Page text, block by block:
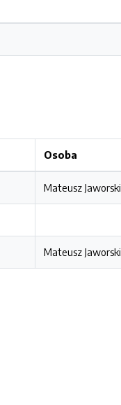
Osoba
Mateusz Jaworski
Mateusz Jaworski